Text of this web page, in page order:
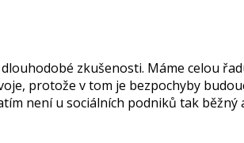
zkušenosti. Máme celou
protože v tom je bezpochyby
není u sociálních podniků tak